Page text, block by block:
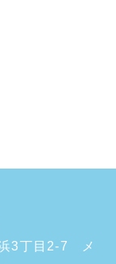
3丁目2-7 メ